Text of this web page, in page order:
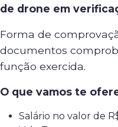
de drone em
Forma de
documentos
função exercida.
O que vamos te
Salário no valor de